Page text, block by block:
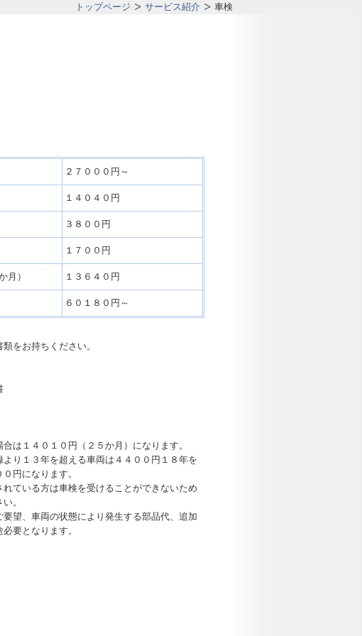
トップページ サービス紹介 車検
２７０００円～
１４０４０円
３８００円
１７００円
月） １３６４０円
６０１８０円～
をお持ちください。
は１４０１０円（２５か月）になります。
り１３年を超える車両は４４００円１８年を
円になります。
ている方は車検を受けることができないため
。
要望、車両の状態により発生する部品代、追加
要となります。